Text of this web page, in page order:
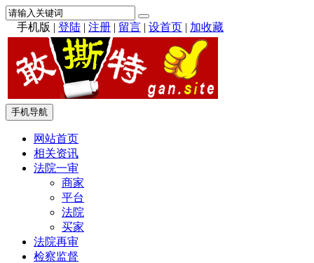
手机版 | 登陆 | 注册 | 留言 | 设首页 | 加收藏
手机导航
网站首页
相关资讯
法院一审
商家
平台
法院
买家
法院再审
检察监督